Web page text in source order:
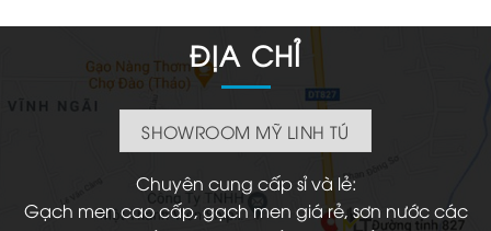
ĐỊA CHỈ
SHOWROOM MỸ LINH TÚ
Chuyên cung cấp sỉ và lẻ:
Gạch men cao cấp, gạch men giá rẻ, sơn nước các